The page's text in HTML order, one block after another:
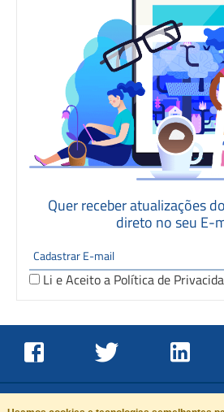
Quer receber atualizações
direto no seu E-
Li e Aceito a Política de